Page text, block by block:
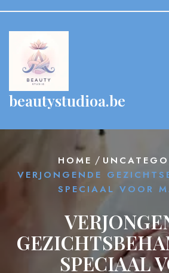
content
beautystudioa.be
HOME /
VERJONGENDE
SPECIAAL VOOR
SPECIAAL